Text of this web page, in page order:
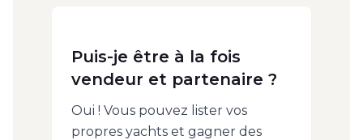
Puis-je être à la fois
vendeur et partenaire ?
Oui ! Vous pouvez lister vos
propres yachts et gagner des